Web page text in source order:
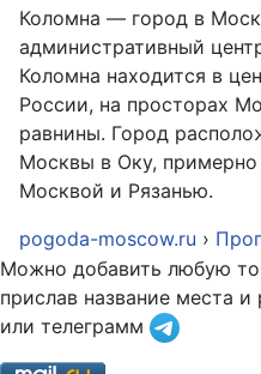
Коломна — город в
административный
Коломна находится в
России, на просторах
равнины. Город
Москвы в Оку,
Москвой и Рязанью.
pogoda-moscow.ru ›
Можно добавить любую
прислав название места и
или телеграмм